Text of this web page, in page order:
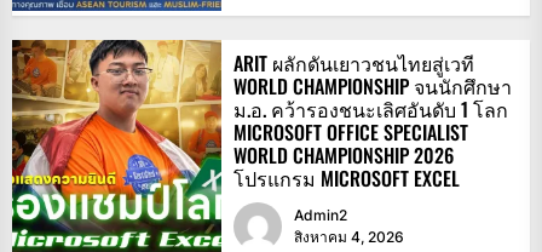
ARIT ผลักดันเยาวชนไทยสู่เวที
WORLD CHAMPIONSHIP จนนักศึกษา
ม.อ. คว้ารองชนะเลิศอันดับ 1 โลก
MICROSOFT OFFICE SPECIALIST
WORLD CHAMPIONSHIP 2026
โปรแกรม MICROSOFT EXCEL
Admin2
สิงหาคม 4, 2026